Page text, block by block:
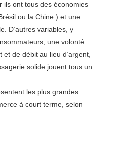
ils ont tous des économies
ou la Chine ) et une
D’autres variables, y
une volonté
et de débit au lieu d’argent,
solide jouent tous un
les plus grandes
à court terme, selon